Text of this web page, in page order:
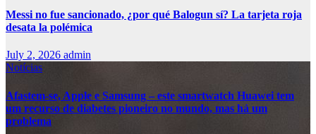
Messi no fue sancionado, ¿por qué Balogun sí? La tarjeta roja
desata la polémica
July 2, 2026 admin
Notícias
Afastem-se, Apple e Samsung – este smartwatch Huawei tem
um recurso de diabetes pioneiro no mundo, mas há um
problema